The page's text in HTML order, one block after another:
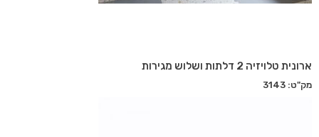
ארונית טלויזיה 2 דלתות ושלוש מגירות
מק"ט: 3143